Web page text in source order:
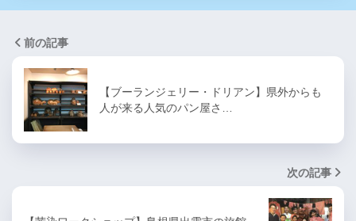
前の記事
【ブーランジェリー・ドリアン】県外からも
人が来る人気のパン屋さ…
次の記事